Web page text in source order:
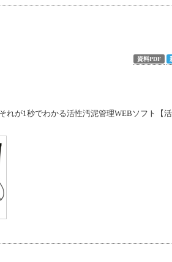
資料PDF
が1秒でわかる活性汚泥管理WEBソフト【